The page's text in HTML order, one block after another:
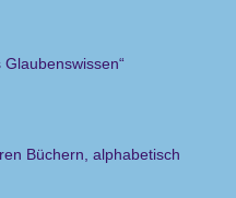
Büchern, alphabetisch